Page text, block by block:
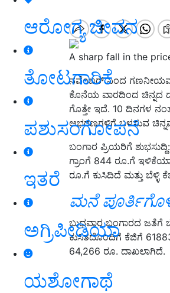
ಆರೋಗ್ಯ ಜೀವನ
ತೋಟಗಾರಿಕೆ
ಪಶುಸಂಗೋಪನೆ
ಇತರೆ
ಅಗ್ರಿಪೀಡಿಯಾ
ಯಶೋಗಾಥೆ
A sharp fall in the
ನವೆಂಬರ್ ನಿಂದ
ಕೊನೆಯ ವಾರದಿಂದ ಚಿನ್ನದ
ಗೊತ್ತೇ ಇದೆ. 10 ದಿನಗಳ
ಆಭರಣಗಳಿಗೆ ಬಳಸುವ
ಬಂಗಾರ ಪ್ರಿಯರಿಗೆ
ಗ್ರಾಂಗೆ 844 ರೂ.ಗೆ
ರೂ.ಗೆ ಕುಸಿದಿದೆ ಮತ್ತು
ಮನೆ
ಬುಧವಾರ ಬಂಗಾರದ ಜತೆಗೆ
ಕುಸಿತದೊಂದಿಗೆ ಕೆಜಿಗೆ
64,266 ರೂ. ದಾಖಲಾಗಿದೆ.